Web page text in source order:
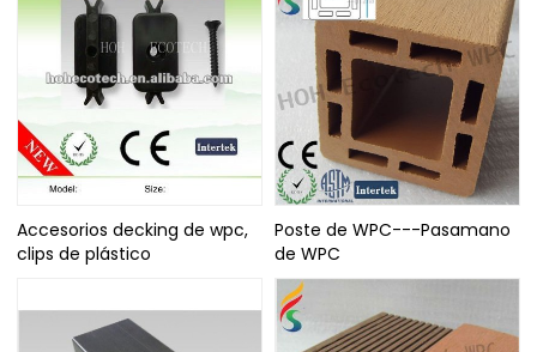
Accesorios decking de wpc,
clips de plástico
Poste de WPC---Pasamano
de WPC